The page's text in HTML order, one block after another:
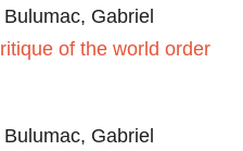
Gabriel
of the world order
Gabriel